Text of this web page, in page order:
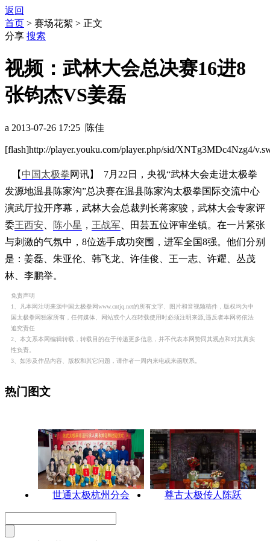
返回
首页 > 赛场花絮 > 正文
分享 搜索
视频：武林大会总决赛16进8
张钧杰VS姜磊
a 2013-07-26 17:25 陈佳
[flash]http://player.youku.com/player.php/sid/XNTg3MDc4Nzg4/
【 中国 太极拳网讯】 7月22日，央视“武林大会走进太极拳
发源地温县陈家沟”总决赛在温县陈家沟太极拳国际交流中心
演武厅拉开序幕，武林大会总裁判长蒋家骏，武林大会专家评
委王西安 陈小星 ， 王战军 、田芸五位评审坐镇。在一片紧张
与刺激的气氛中，8位选手成功突围，进军全国8强。他们分别
是：姜磊、朱亚伦、韩飞龙、许佳俊、王一志、许耀、丛茂
林、李鹏举。
免责声明
1、凡本网注明来源中国太极拳网www.cntjq.net的所有文字、图片和音视频稿件，版权均为中
国太极拳网独家所有，任何媒体、网站或个人在转载使用时必须注明来源,违反者本网将依法
追究责任
2、本文系本网编辑转载，转载目的在于传递更多信息，并不代表本网赞同其观点和对其真实
性负责。
3、如涉及作品内容、版权和其它问题，请作者一周内来电或来函联系。
热门图文
世通太极杭州分会 尊古太极传人陈跃